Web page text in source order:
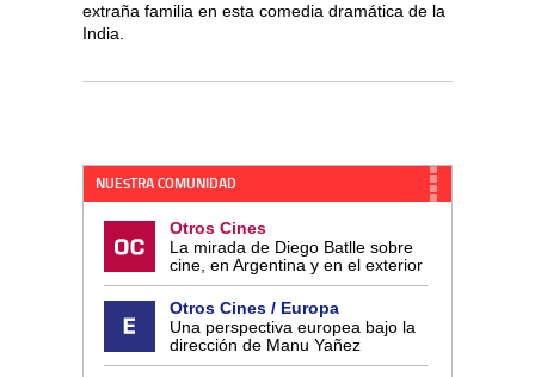
extraña familia en esta comedia dramática de la
India.
NUESTRA COMUNIDAD
Otros Cines
La mirada de Diego Batlle sobre
cine, en Argentina y en el exterior
Otros Cines / Europa
Una perspectiva europea bajo la
dirección de Manu Yañez